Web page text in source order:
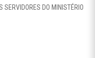
SERVIDORES DO MINISTÉRIO